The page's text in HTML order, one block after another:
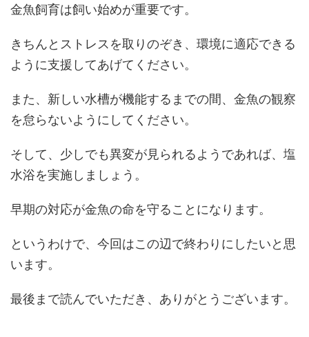
金魚飼育は飼い始めが重要です。
きちんとストレスを取りのぞき、環境に適応できる
ように支援してあげてください。
また、新しい水槽が機能するまでの間、金魚の観察
を怠らないようにしてください。
そして、少しでも異変が見られるようであれば、塩
水浴を実施しましょう。
早期の対応が金魚の命を守ることになります。
というわけで、今回はこの辺で終わりにしたいと思
います。
最後まで読んでいただき、ありがとうございます。